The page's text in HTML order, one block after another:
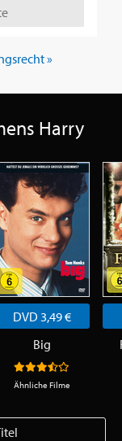
»
Harry
DVD 3,49 €
Big
Ähnliche Filme